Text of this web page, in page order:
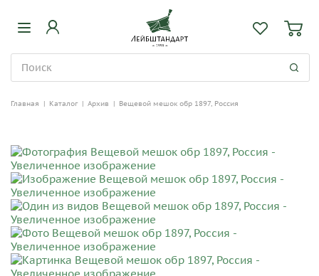
Главная | Каталог | Архив | Вещевой мешок обр 1897, Россия